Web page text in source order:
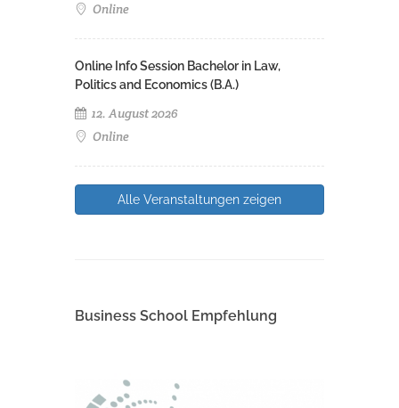
Online
Online Info Session Bachelor in Law,
Politics and Economics (B.A.)
12. August 2026
Online
Alle Veranstaltungen zeigen
Business School Empfehlung